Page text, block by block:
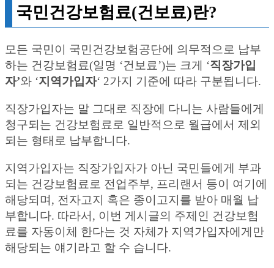
국민건강보험료(건보료)란?
모든 국민이 국민건강보험공단에 의무적으로 납부
하는 건강보험료(일명 ‘건보료’)는 크게 ‘직장가입
자’와 ‘지역가입자‘ 2가지 기준에 따라 구분됩니다.
직장가입자는 말 그대로 직장에 다니는 사람들에게
청구되는 건강보험료로 일반적으로 월급에서 제외
되는 형태로 납부합니다.
지역가입자는 직장가입자가 아닌 국민들에게 부과
되는 건강보험료로 전업주부, 프리랜서 등이 여기에
해당되며, 전자고지 혹은 종이고지를 받아 매월 납
부합니다. 따라서, 이번 게시글의 주제인 건강보험
료를 자동이체 한다는 것 자체가 지역가입자에게만
해당되는 얘기라고 할 수 습니다.